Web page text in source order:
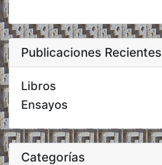
Publicaciones Recientes
Libros
Ensayos
Categorías